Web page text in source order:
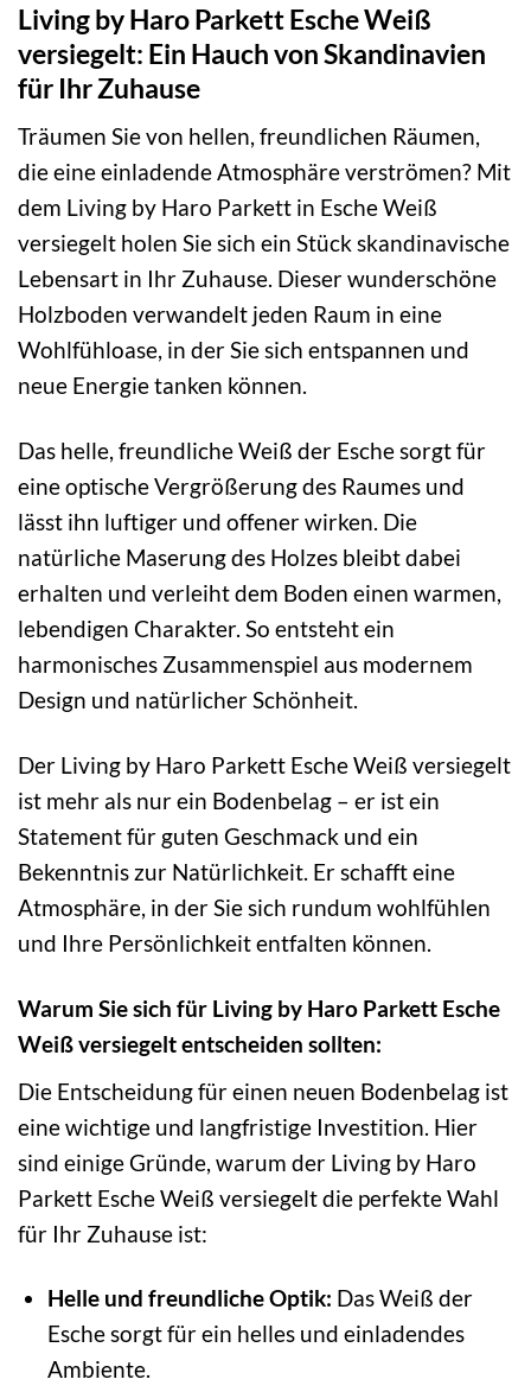
Living by Haro Parkett Esche Weiß
versiegelt: Ein Hauch von Skandinavien
für Ihr Zuhause
Träumen Sie von hellen, freundlichen Räumen,
die eine einladende Atmosphäre verströmen? Mit
dem Living by Haro Parkett in Esche Weiß
versiegelt holen Sie sich ein Stück skandinavische
Lebensart in Ihr Zuhause. Dieser wunderschöne
Holzboden verwandelt jeden Raum in eine
Wohlfühloase, in der Sie sich entspannen und
neue Energie tanken können.
Das helle, freundliche Weiß der Esche sorgt für
eine optische Vergrößerung des Raumes und
lässt ihn luftiger und offener wirken. Die
natürliche Maserung des Holzes bleibt dabei
erhalten und verleiht dem Boden einen warmen,
lebendigen Charakter. So entsteht ein
harmonisches Zusammenspiel aus modernem
Design und natürlicher Schönheit.
Der Living by Haro Parkett Esche Weiß versiegelt
ist mehr als nur ein Bodenbelag – er ist ein
Statement für guten Geschmack und ein
Bekenntnis zur Natürlichkeit. Er schafft eine
Atmosphäre, in der Sie sich rundum wohlfühlen
und Ihre Persönlichkeit entfalten können.
Warum Sie sich für Living by Haro Parkett Esche
Weiß versiegelt entscheiden sollten:
Die Entscheidung für einen neuen Bodenbelag ist
eine wichtige und langfristige Investition. Hier
sind einige Gründe, warum der Living by Haro
Parkett Esche Weiß versiegelt die perfekte Wahl
für Ihr Zuhause ist:
Helle und freundliche Optik: Das Weiß der
Esche sorgt für ein helles und einladendes
Ambiente.